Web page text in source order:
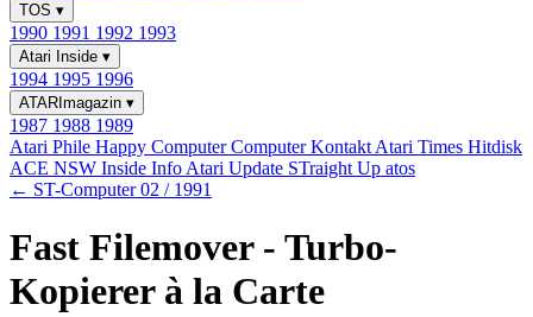
TOS ▾
1990 1991 1992 1993
Atari Inside ▾
1994 1995 1996
ATARImagazin ▾
1987 1988 1989
Atari Phile Happy ComputerComputer Kontakt Atari Times Hitdisk
ACE NSW Inside Info Atari Update STraight Up atos
← ST-Computer 02 / 1991
Fast Filemover - Turbo-
Kopierer à la Carte